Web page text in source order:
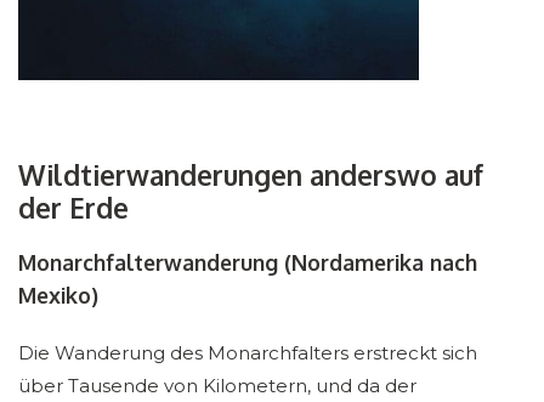
Wildtierwanderungen anderswo auf
der Erde
Monarchfalterwanderung (Nordamerika nach
Mexiko)
Die Wanderung des Monarchfalters erstreckt sich
über Tausende von Kilometern, und da der